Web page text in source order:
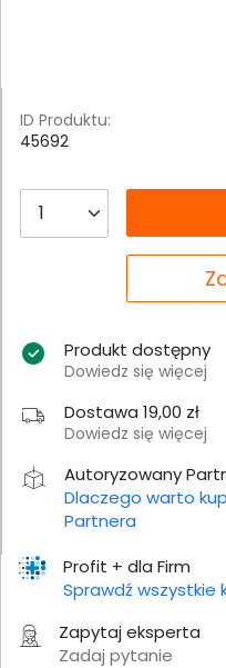
Profit + dla Firm
Sprawdź wszystkie
Zapytaj eksperta
Zadaj pytanie
ID Produktu:
45692
Produkt dostępny
Dowiedz się więcej
Dostawa 19,00 zł
Dowiedz się więcej
Autoryzowany
Dlaczego warto
Partnera